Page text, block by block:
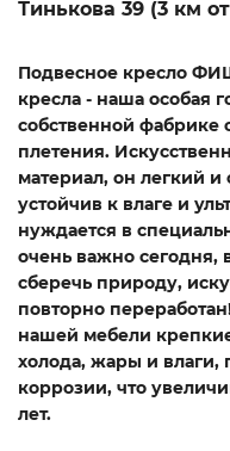
Тинькова 39 (3 км
Подвесное кресло
кресла - наша особая
собственной
плетения.
материал, он легкий
устойчив к влаге и
нуждается в
очень важно сегодня,
сберечь природу,
повторно
нашей мебели
холода, жары и влаги,
коррозии, что
лет.